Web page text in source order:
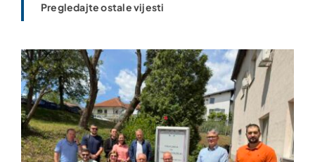
Pregledajte ostale vijesti